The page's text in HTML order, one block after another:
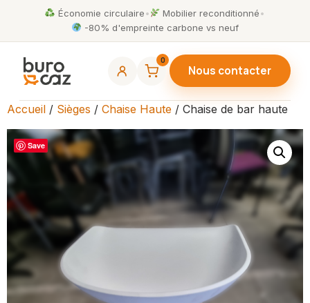
Économie circulaire• Mobilier reconditionné•
-80% d'empreinte carbone vs neuf
0
Nous contacter
Accueil / Sièges / Chaise Haute / Chaise de bar haute
Save